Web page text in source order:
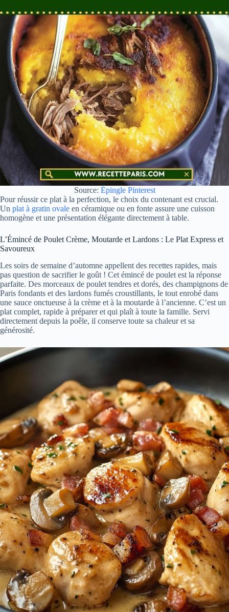
Source: Épingle Pinterest
Pour réussir ce plat à la perfection, le choix du contenant est crucial.
Un plat à gratin ovale en céramique ou en fonte assure une cuisson
homogène et une présentation élégante directement à table.
L’Émincé de Poulet Crème, Moutarde et Lardons : Le Plat Express et
Savoureux
Les soirs de semaine d’automne appellent des recettes rapides, mais
pas question de sacrifier le goût ! Cet émincé de poulet est la réponse
parfaite. Des morceaux de poulet tendres et dorés, des champignons de
Paris fondants et des lardons fumés croustillants, le tout enrobé dans
une sauce onctueuse à la crème et à la moutarde à l’ancienne. C’est un
plat complet, rapide à préparer et qui plaît à toute la famille. Servi
directement depuis la poêle, il conserve toute sa chaleur et sa
générosité.